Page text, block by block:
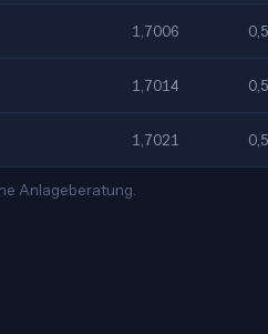
1,7006
1,7014
1,7021
Anlageberatung.